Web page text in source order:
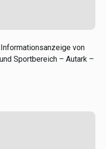
von
Sportbereich – Autark –